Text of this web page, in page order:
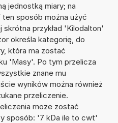
jednostką miary; na
ten sposób można użyć
skrótna przykład 'Kilodalton'
określa kategorię, do
która ma zostać
'Masy'. Po tym przelicza
znane mu
wyników można również
przeliczenie.
może zostać
sposób: '7 kDa ile to cwt'